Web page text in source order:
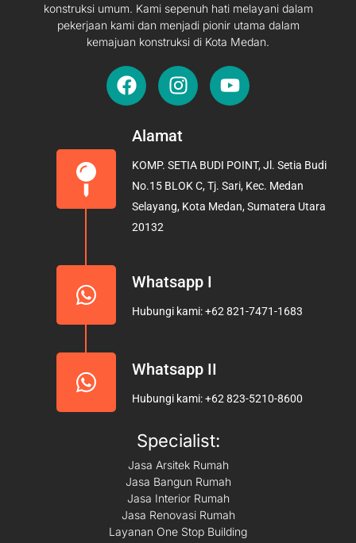
konstruksi umum. Kami sepenuh hati melayani dalam
pekerjaan kami dan menjadi pionir utama dalam
kemajuan konstruksi di Kota Medan.
F
a
e
o
o
k
I
n
t
g
r
a
Y
o
b
e
Alamat
KOMP. SETIA BUDI POINT, Jl. Setia Budi
No.15 BLOK C, Tj. Sari, Kec. Medan
Selayang, Kota Medan, Sumatera Utara
20132
Whatsapp I
Hubungi kami: +62 821-7471-1683
Whatsapp II
Hubungi kami: +62 823-5210-8600
Specialist:
Jasa Arsitek Rumah
Jasa Bangun Rumah
Jasa Interior Rumah
Jasa Renovasi Rumah
Layanan One Stop Building